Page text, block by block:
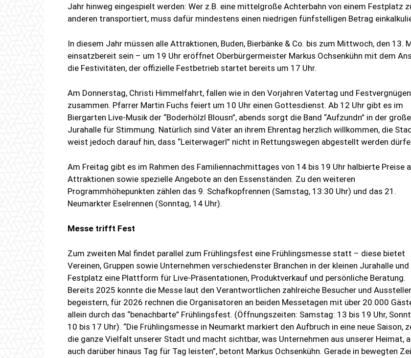
Jahr hinweg eingespielt werden: Wer z.B. eine mittelgroße Achterbahn von einem Festplatz
anderen transportiert, muss dafür mindestens einen niedrigen fünfstelligen Betrag
In diesem Jahr müssen alle Attraktionen, Buden, Bierbänke & Co. bis zum Mittwoch, den 13.
einsatzbereit sein – um 19 Uhr eröffnet Oberbürgermeister Markus Ochsenkühn mit dem
die Festivitäten, der offizielle Festbetrieb startet bereits um 17 Uhr.
Am Donnerstag, Christi Himmelfahrt, fallen wie in den Vorjahren Vatertag und Festvergnügen
zusammen. Pfarrer Martin Fuchs feiert um 10 Uhr einen Gottesdienst. Ab 12 Uhr gibt es im
Biergarten Live-Musik der “Boderhölzl Blousn”, abends sorgt die Band “Aufzundn” in der
Jurahalle für Stimmung. Natürlich sind Väter an ihrem Ehrentag herzlich willkommen, die
weist jedoch darauf hin, dass “Leiterwagerl” nicht in Rettungswegen abgestellt werden
Am Freitag gibt es im Rahmen des Familiennachmittages von 14 bis 19 Uhr halbierte Preise
Attraktionen sowie spezielle Angebote an den Essenständen. Zu den weiteren
Programmhöhepunkten zählen das 9. Schafkopfrennen (Samstag, 13:30 Uhr) und das 21.
Neumarkter Eselrennen (Sonntag, 14 Uhr).
Messe trifft Fest
Zum zweiten Mal findet parallel zum Frühlingsfest eine Frühlingsmesse statt – diese bietet
Vereinen, Gruppen sowie Unternehmen verschiedenster Branchen in der kleinen Jurahalle und
Festplatz eine Plattform für Live-Präsentationen, Produktverkauf und persönliche Beratung.
Bereits 2025 konnte die Messe laut den Verantwortlichen zahlreiche Besucher und Aussteller
begeistern, für 2026 rechnen die Organisatoren an beiden Messetagen mit über 20.000
allein durch das “benachbarte” Frühlingsfest. (Öffnungszeiten: Samstag: 13 bis 19 Uhr,
10 bis 17 Uhr). “Die Frühlingsmesse in Neumarkt markiert den Aufbruch in eine neue Saison,
die ganze Vielfalt unserer Stadt und macht sichtbar, was Unternehmen aus unserer Heimat,
auch darüber hinaus Tag für Tag leisten”, betont Markus Ochsenkühn. Gerade in bewegten